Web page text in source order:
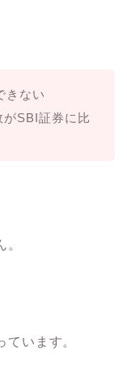
きない
SBI証券に比
います。